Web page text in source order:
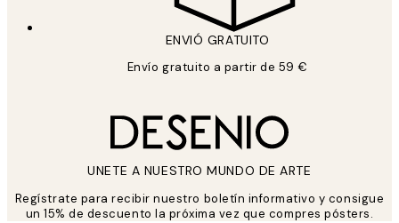
ENVIÓ GRATUITO
Envío gratuito a partir de 59 €
UNETE A NUESTRO MUNDO DE ARTE
Regístrate para recibir nuestro boletín informativo y consigue
un 15% de descuento la próxima vez que compres pósters.